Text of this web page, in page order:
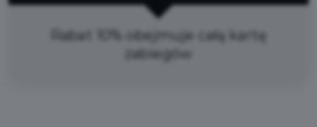
Rabat 10% obejmuje całą kartę
zabiegów